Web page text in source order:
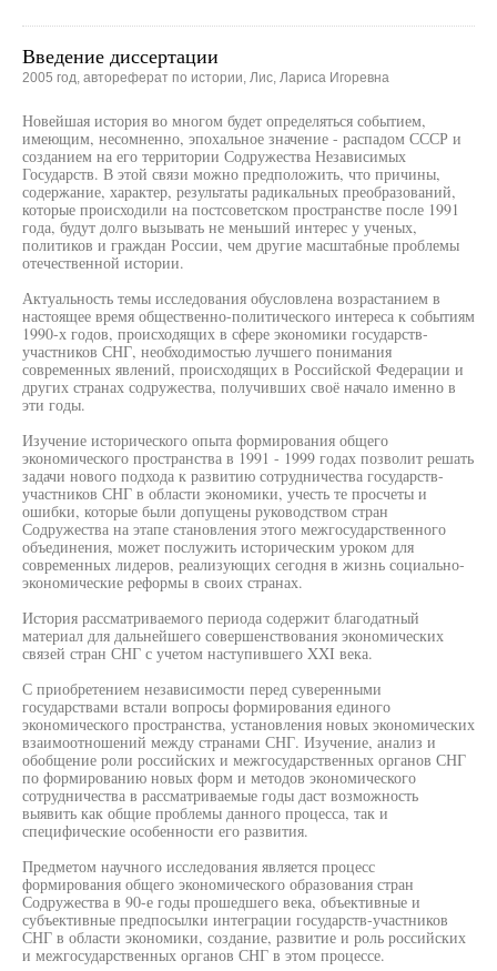
Введение диссертации
2005 год, автореферат по истории, Лис, Лариса Игоревна
Новейшая история во многом будет определяться событием,
имеющим, несомненно, эпохальное значение - распадом СССР и
созданием на его территории Содружества Независимых
Государств. В этой связи можно предположить, что причины,
содержание, характер, результаты радикальных преобразований,
которые происходили на постсоветском пространстве после 1991
года, будут долго вызывать не меньший интерес у ученых,
политиков и граждан России, чем другие масштабные проблемы
отечественной истории.
Актуальность темы исследования обусловлена возрастанием в
настоящее время общественно-политического интереса к событиям
1990-х годов, происходящих в сфере экономики государств-
участников СНГ, необходимостью лучшего понимания
современных явлений, происходящих в Российской Федерации и
других странах содружества, получивших своё начало именно в
эти годы.
Изучение исторического опыта формирования общего
экономического пространства в 1991 - 1999 годах позволит решать
задачи нового подхода к развитию сотрудничества государств-
участников СНГ в области экономики, учесть те просчеты и
ошибки, которые были допущены руководством стран
Содружества на этапе становления этого межгосударственного
объединения, может послужить историческим уроком для
современных лидеров, реализующих сегодня в жизнь социально-
экономические реформы в своих странах.
История рассматриваемого периода содержит благодатный
материал для дальнейшего совершенствования экономических
связей стран СНГ с учетом наступившего XXI века.
С приобретением независимости перед суверенными
государствами встали вопросы формирования единого
экономического пространства, установления новых экономических
взаимоотношений между странами СНГ. Изучение, анализ и
обобщение роли российских и межгосударственных органов СНГ
по формированию новых форм и методов экономического
сотрудничества в рассматриваемые годы даст возможность
выявить как общие проблемы данного процесса, так и
специфические особенности его развития.
Предметом научного исследования является процесс
формирования общего экономического образования стран
Содружества в 90-е годы прошедшего века, объективные и
субъективные предпосылки интеграции государств-участников
СНГ в области экономики, создание, развитие и роль российских
и межгосударственных органов СНГ в этом процессе.